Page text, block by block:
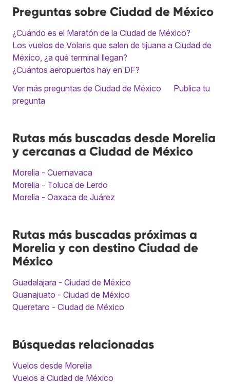
Preguntas sobre Ciudad de México
¿Cuándo es el Maratón de la Ciudad de México?
Los vuelos de Volaris que salen de tijuana a Ciudad de
México, ¿a qué terminal llegan?
¿Cuántos aeropuertos hay en DF?
Ver más preguntas de Ciudad de México
Publica tu
pregunta
Rutas más buscadas desde Morelia
y cercanas a Ciudad de México
Morelia - Cuernavaca
Morelia - Toluca de Lerdo
Morelia - Oaxaca de Juárez
Rutas más buscadas próximas a
Morelia y con destino Ciudad de
México
Guadalajara - Ciudad de México
Guanajuato - Ciudad de México
Queretaro - Ciudad de México
Búsquedas relacionadas
Vuelos desde Morelia
Vuelos a Ciudad de México